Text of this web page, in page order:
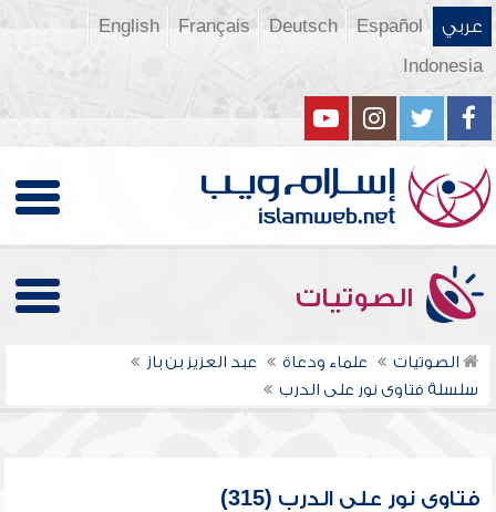
عربي Español
Deutsch
Français
English
Indonesia
الصوتيات
الصوتيات علماء ودعاة
عبد العزيز بن باز
سلسلة فتاوى نور على الدرب
فتاوى نور على الدرب (315)